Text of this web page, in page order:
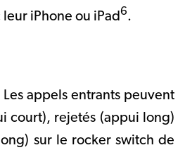
leur iPhone ou iPad6.
appels entrants peuvent
court), rejetés (appui long)
sur le rocker switch de